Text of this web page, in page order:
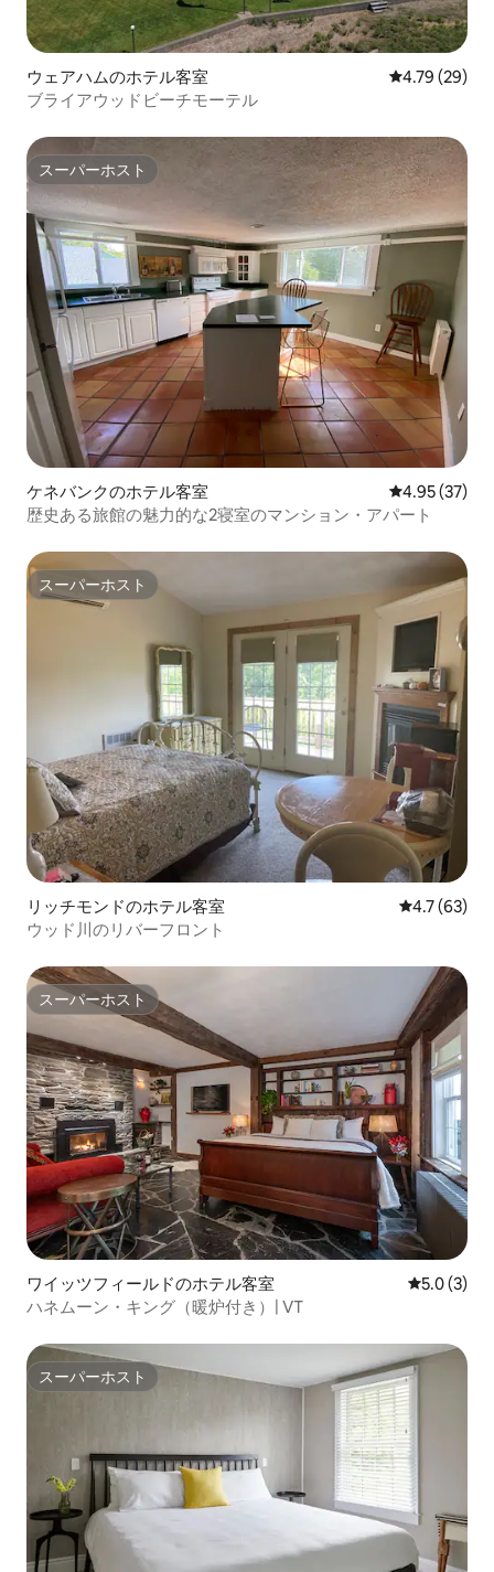
ウェアハムのホテル客室 レビュー29
4.79 (29)
ブライアウッドビーチモーテル
スーパーホスト
スーパーホスト
ケネバンクのホテル客室 レビュー37
4.95 (37)
歴史ある旅館の魅力的な2寝室のマンション・アパート
スーパーホスト
スーパーホスト
リッチモンドのホテル客室 レビュー63
4.7 (63)
ウッド川のリバーフロント
スーパーホスト
スーパーホスト
ワイッツフィールドのホテル客室 レビュー3
5.0 (3)
ハネムーン・キング（暖炉付き）| VT
スーパーホスト
スーパーホスト